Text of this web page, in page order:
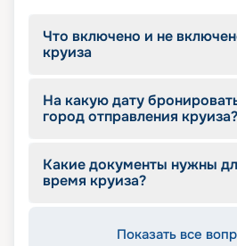
Что включено и не
круиза
На какую дату
город отправления круиза?
Какие документы нужны
время круиза?
Показать все